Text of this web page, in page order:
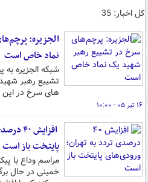
کل اخبار: 35
الجزیره:
نماد خاص است
شبکه الجزیره به
تشییع رهبر
های سرخ در این
۱۶ تیر ۰۵ - ۱۰:۰۰
پایتخت باز است
مراسم وداع با
خمینی در حال